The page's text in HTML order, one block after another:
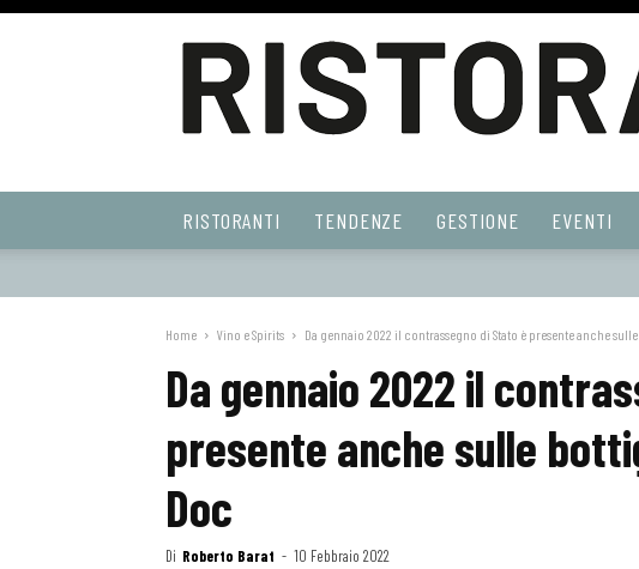
Web
RISTORANTI TENDENZE GESTIONE EVENTI
Home Vino e Spirits Da gennaio 2022 il contrassegno di Stato è presente anche sulle
Da gennaio 2022 il
presente anche sulle
Doc
Di Roberto Barat - 10 Febbraio 2022